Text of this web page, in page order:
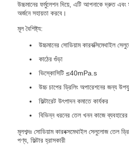
উচ্চমানের ফর্মুলেশন দিয়ে, এটি আপনাকে দ্রুত
অর্জনে সহায়তা করবে।
মূল বৈশিষ্ট্য:
উচ্চমানের সোডিয়াম কারবক্সিমেথাইল
কাঠের গুঁড়া
ভিস্কোসিটি ≤40mPa.s
উচ্চ চাপের ড্রিলিং অপারেশনের জন্য
ফিল্টারেট উৎপাদন কমাতে কার্যকর
বিভিন্ন ধরনের তেল খনন কাজে
মূলশব্দঃ সোডিয়াম কারবক্সমেথাইল সেলুলোজ তেল
পণ্য, ফিল্টার হ্রাসকারী